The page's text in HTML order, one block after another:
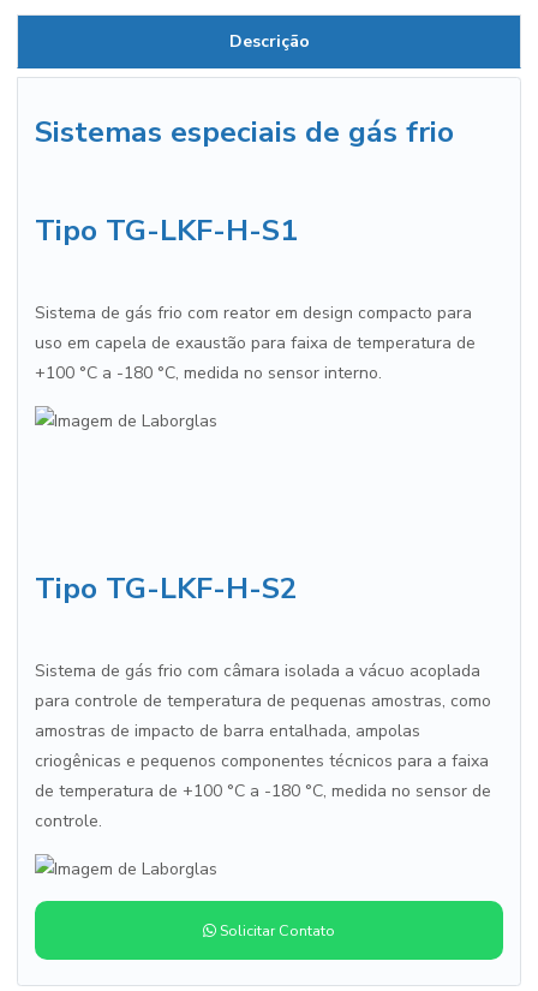
Descrição
Sistemas especiais de gás frio
Tipo TG-LKF-H-S1
Sistema de gás frio com reator em design compacto para
uso em capela de exaustão para faixa de temperatura de
+100 °C a -180 °C, medida no sensor interno.
Tipo TG-LKF-H-S2
Sistema de gás frio com câmara isolada a vácuo acoplada
para controle de temperatura de pequenas amostras, como
amostras de impacto de barra entalhada, ampolas
criogênicas e pequenos componentes técnicos para a faixa
de temperatura de +100 °C a -180 °C, medida no sensor de
controle.
Solicitar Contato